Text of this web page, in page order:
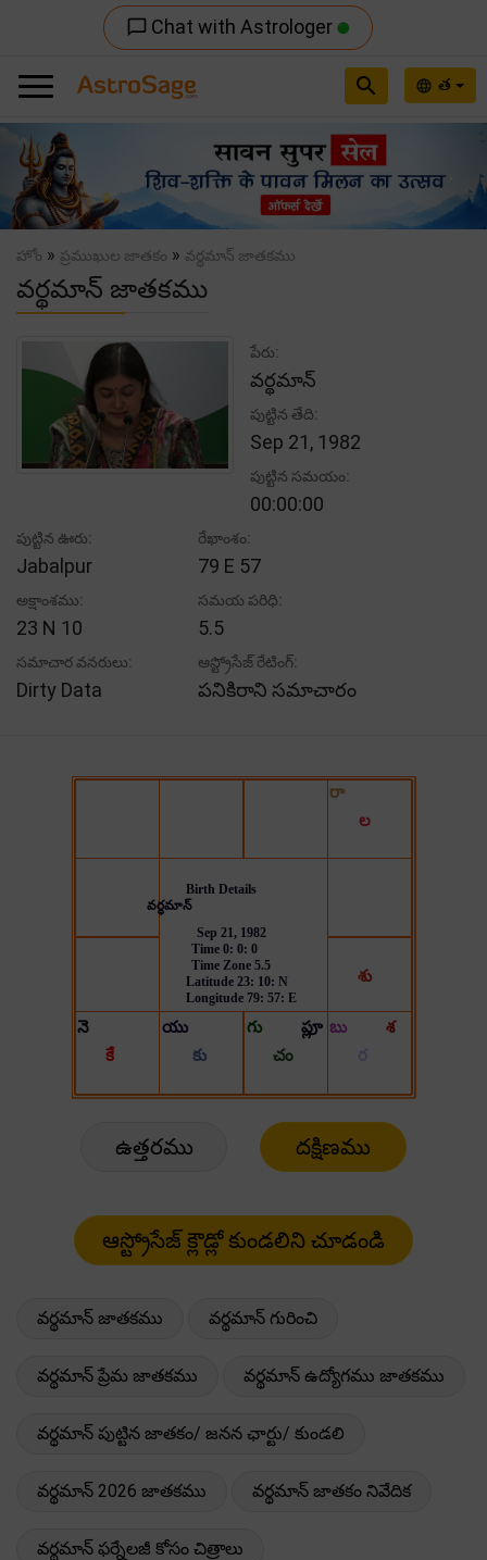
chat_bubble_outline Chat with Astrologer
language త
search
Previous
హోం » ప్రముఖుల జాతకం » వర్థమాన్ జాతకము
వర్థమాన్ జాతకము
పేరు:
వర్థమాన్
పుట్టిన తేది:
Sep 21, 1982
పుట్టిన సమయం:
00:00:00
పుట్టిన ఊరు:
Jabalpur
రేఖాంశం:
79 E 57
అక్షాంశము:
23 N 10
సమయ పరిధి:
5.5
సమాచార వనరులు:
Dirty Data
ఆస్ట్రోసేజ్ రేటింగ్:
పనికిరాని సమాచారం
ఉత్తరము దక్షిణము
వర్థమాన్ జాతకము వర్థమాన్ గురించి
వర్థమాన్ ప్రేమ జాతకము వర్థమాన్ ఉద్యోగము జాతకము
వర్థమాన్ పుట్టిన జాతకం/ జనన ఛార్టు/ కుండలి
వర్థమాన్ 2026 జాతకము వర్థమాన్ జాతకం నివేదిక
వర్థమాన్ ఫర్నేలజీ కోసం చిత్రాలు